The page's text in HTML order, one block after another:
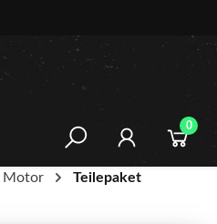
0
Motor Teilepaket